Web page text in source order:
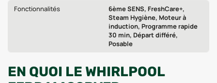
Fonctionnalités
6ème SENS, FreshCare+,
Steam Hygiène, Moteur à
induction, Programme rapide
30 min, Départ différé,
Posable
EN QUOI LE WHIRLPOOL